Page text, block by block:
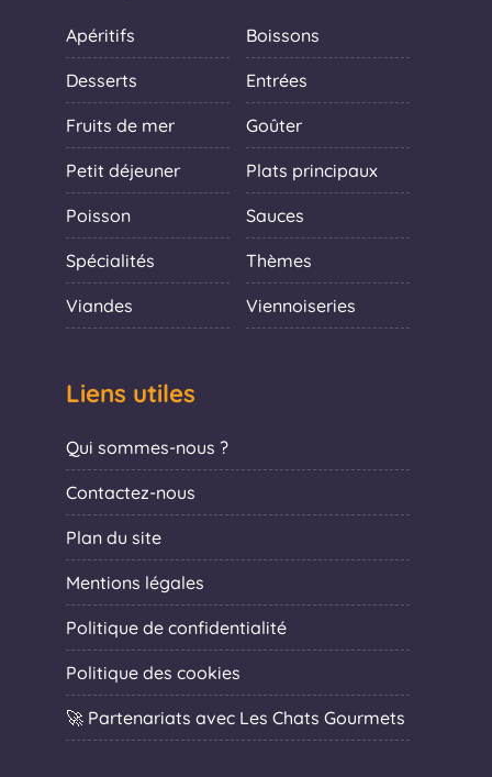
Apéritifs Boissons
Desserts Entrées
Fruits de mer Goûter
Petit déjeuner Plats principaux
Poisson Sauces
Spécialités Thèmes
Viandes Viennoiseries
Liens utiles
Qui sommes-nous ?
Contactez-nous
Plan du site
Mentions légales
Politique de confidentialité
Politique des cookies
🚀 Partenariats avec Les Chats Gourmets